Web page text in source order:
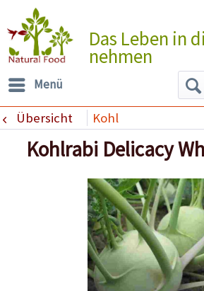
Das Leben in
nehmen
Menü
Übersicht Kohl
Kohlrabi Delicacy